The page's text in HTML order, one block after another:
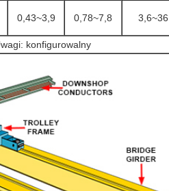
0,43~3,9 0,78~7,8 3,6~36
konfigurowalny